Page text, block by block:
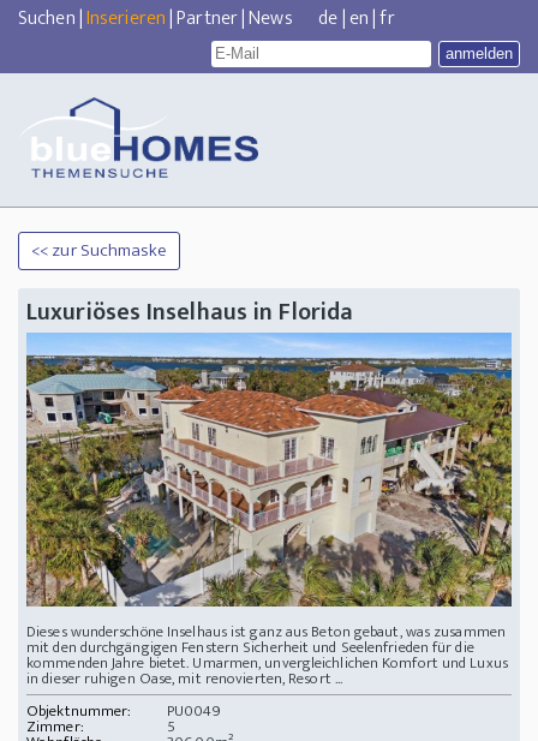
Suchen|Inserieren|Partner|News de|en|fr
<< zur Suchmaske
Luxuriöses Inselhaus in Florida
Dieses wunderschöne Inselhaus ist ganz aus Beton gebaut, was zusammen
mit den durchgängigen Fenstern Sicherheit und Seelenfrieden für die
kommenden Jahre bietet. Umarmen, unvergleichlichen Komfort und Luxus
in dieser ruhigen Oase, mit renovierten, Resort ...
Objektnummer:
PU0049
Zimmer: 5